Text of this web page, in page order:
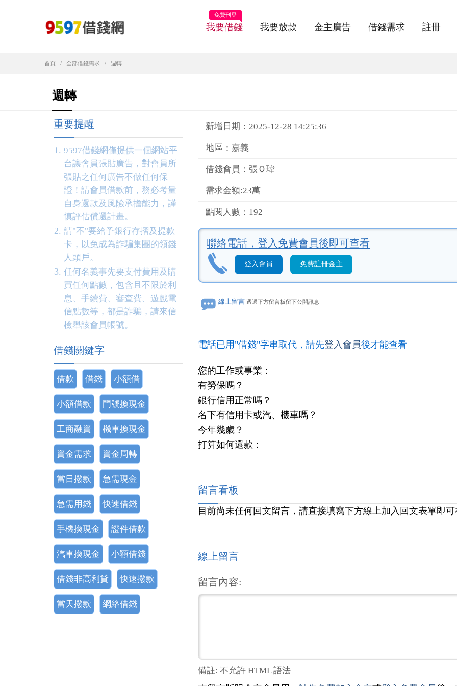
我要借錢
免費刊登
我要放款 金主廣告 借錢需求 註冊
首頁 全部借錢需求 週轉
週轉
重要提醒
9597借錢網僅提供一個網站平
台讓會員張貼廣告，對會員所
張貼之任何廣告不做任何保
證！請會員借款前，務必考量
自身還款及風險承擔能力，謹
慎評估償還計畫。
請"不"要給予銀行存摺及提款
卡，以免成為詐騙集團的領錢
人頭戶。
任何名義事先要支付費用及購
買任何點數，包含且不限於利
息、手續費、審查費、遊戲電
信點數等，都是詐騙，請來信
檢舉該會員帳號。
借錢關鍵字
借款 借錢 小額借
小額借款 門號換現金
工商融資 機車換現金
資金需求 資金周轉
當日撥款 急需現金
急需用錢 快速借錢
手機換現金 證件借款
汽車換現金 小額借錢
借錢非高利貸 快速撥款
當天撥款 網絡借錢
新增日期：2025-12-28 14:25:36
地區：嘉義
借錢會員：張Ｏ瑋
需求金額:23萬
點閱人數：192
聯絡電話， 登入免費會員後即可查看
登入會員 免費註冊金主
線上留言 透過下方留言板留下公開訊息
電話已用"借錢"字串取代，請先登入會員後才能查看
您的工作或事業：
有勞保嗎？
銀行信用正常嗎？
名下有信用卡或汽、機車嗎？
今年幾歲？
打算如何還款：
留言看板
目前尚未任何回文留言，請直接填寫下方線上加入回文表單即
線上留言
留言內容:
備註: 不允許 HTML 語法